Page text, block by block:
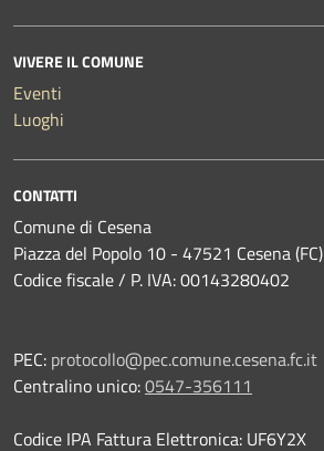
VIVERE IL COMUNE
Eventi
Luoghi
CONTATTI
Comune di Cesena
Piazza del Popolo 10 - 47521 Cesena (FC)
Codice fiscale / P. IVA: 00143280402
PEC: protocollo@pec.comune.cesena.fc.it
Centralino unico:0547-356111
Codice IPA Fattura Elettronica: UF6Y2X